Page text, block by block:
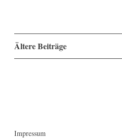
Beitragsnavigation
Ältere Beiträge
Impressum